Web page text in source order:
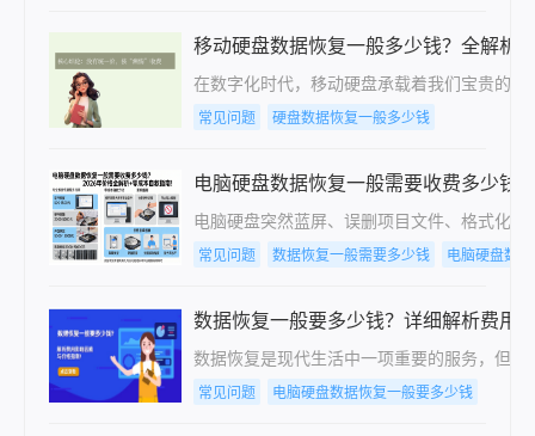
移动硬盘数据恢复一般多少钱？全解析
在数字化时代，移动硬盘承载着我们宝贵的
常见问题 硬盘数据恢复一般多少钱
电脑硬盘数据恢复一般需要收费多少钱
电脑硬盘突然蓝屏、误删项目文件、格式化
常见问题 数据恢复一般需要多少钱 电脑硬盘数
数据恢复一般要多少钱？详细解析费用
数据恢复是现代生活中一项重要的服务，但
常见问题 电脑硬盘数据恢复一般要多少钱